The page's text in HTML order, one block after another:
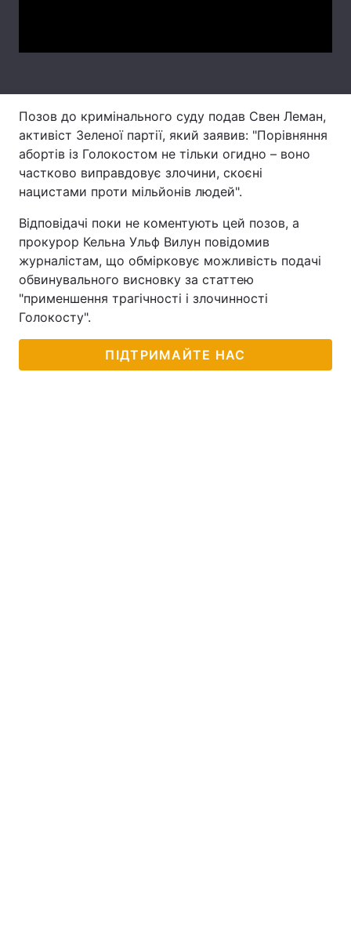
Тема оформлення
Позов до кримінального суду подав Свен Леман,
активіст Зеленої партії, який заявив: "Порівняння
абортів із Голокостом не тільки огидно – воно
частково виправдовує злочини, скоєні
нацистами проти мільйонів людей".
Відповідачі поки не коментують цей позов, а
прокурор Кельна Ульф Вилун повідомив
журналістам, що обмірковує можливість подачі
обвинувального висновку за статтею
"применшення трагічності і злочинності
Голокосту".
ПІДТРИМАЙТЕ НАС